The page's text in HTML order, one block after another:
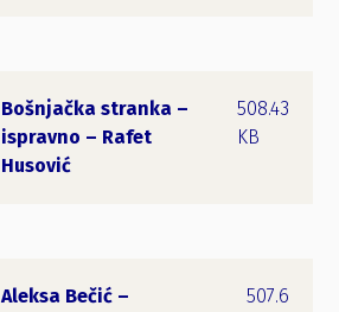
Bošnjačka stranka –
ispravno – Rafet
Husović
508.43
KB
Aleksa Bečić –
507.6